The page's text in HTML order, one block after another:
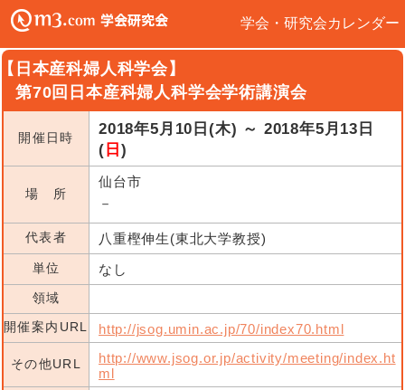
学会・研究会カレンダー
日本産科婦人科学会】
第70回日本産科婦人科学会学術講演会
開催日時
2018年5月10日(木) ～ 2018年5月13日
( 日 )
場 所
仙台市
－
代表者 八重樫伸生(東北大学教授)
単位 なし
領域
開催案内URL
http://jsog.umin.ac.jp/70/index70.html
その他URL
http://www.jsog.or.jp/activity/meeting/index.ht
ml